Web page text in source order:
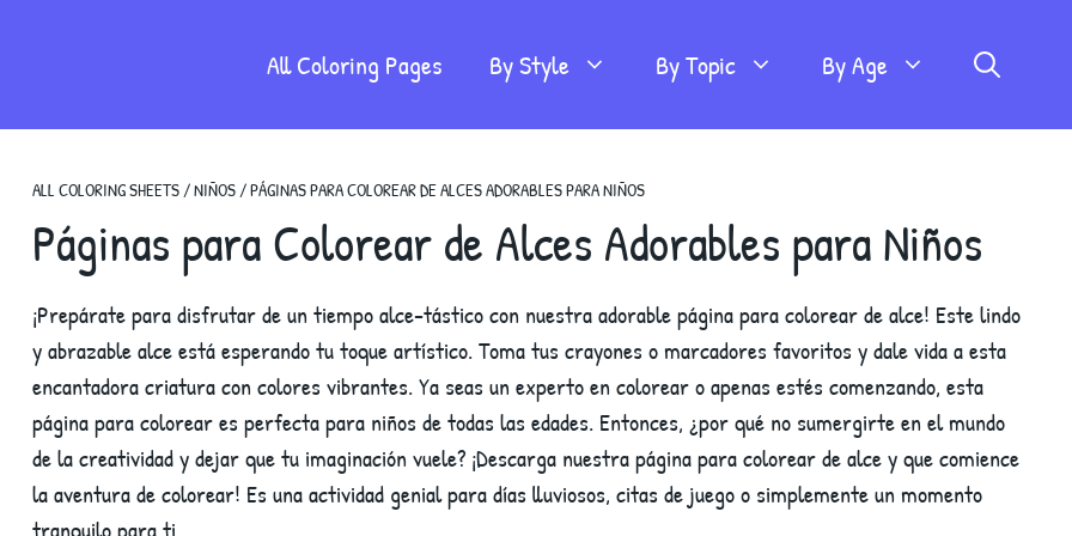
All Coloring Pages By Style By Topic By Age
ALL COLORING SHEETS/NIÑOS/PÁGINAS PARA COLOREAR DE ALCES ADORABLES PARA NIÑOS
Páginas para Colorear de Alces Adorables para Niños
¡Prepárate para disfrutar de un tiempo alce-tástico con nuestra adorable página para colorear de alce! Este lindo
y abrazable alce está esperando tu toque artístico. Toma tus crayones o marcadores favoritos y dale vida a esta
encantadora criatura con colores vibrantes. Ya seas un experto en colorear o apenas estés comenzando, esta
página para colorear es perfecta para niños de todas las edades. Entonces, ¿por qué no sumergirte en el mundo
de la creatividad y dejar que tu imaginación vuele? ¡Descarga nuestra página para colorear de alce y que comience
la aventura de colorear! Es una actividad genial para días lluviosos, citas de juego o simplemente un momento
tranquilo para ti.